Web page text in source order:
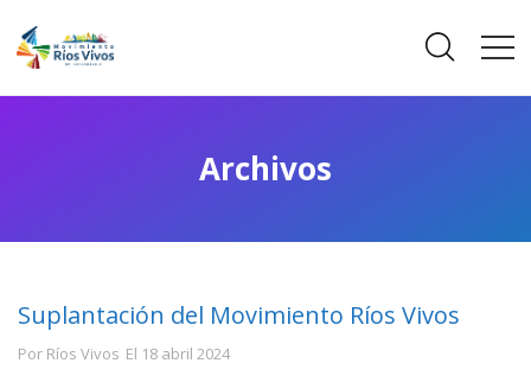
Archivos
Suplantación del Movimiento Ríos Vivos
Por Ríos Vivos El 18 abril 2024